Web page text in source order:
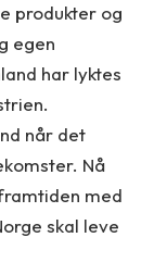
produkter og
egen
har lyktes
når det
Nå
med
skal leve